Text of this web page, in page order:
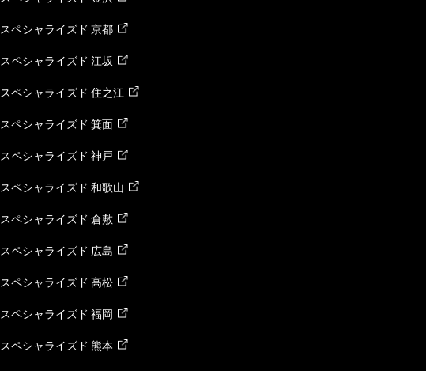
スペシャライズド 京都
スペシャライズド 江坂
スペシャライズド 住之江
スペシャライズド 箕面
スペシャライズド 神戸
スペシャライズド 和歌山
スペシャライズド 倉敷
スペシャライズド 広島
スペシャライズド 高松
スペシャライズド 福岡
スペシャライズド 熊本